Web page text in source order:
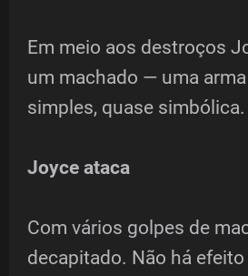
Em meio aos destroços
um machado — uma
simples, quase simbólica.
Joyce ataca
Com vários golpes de
decapitado. Não há efeito